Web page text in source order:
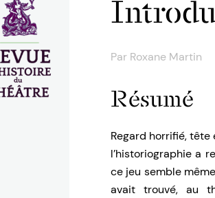
Par Roxane Martin
Résumé
Regard horrifié,
l’historiographie a
ce jeu semble
avait trouvé, au